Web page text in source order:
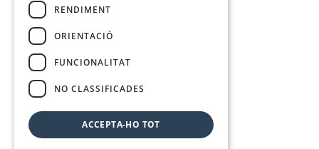
RENDIMENT
ORIENTACIÓ
FUNCIONALITAT
NO CLASSIFICADES
ACCEPTA-HO TOT